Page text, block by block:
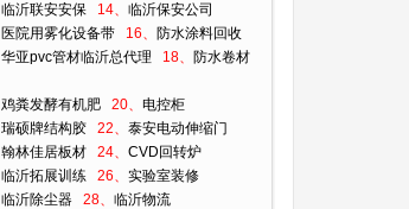
临沂联安安保 14、 临沂保安公司
医院用雾化设备带 16、 防水涂料回收
华亚pvc管材临沂总代理 18、 防水卷材
鸡粪发酵有机肥 20、 电控柜
瑞硕牌结构胶 22、 泰安电动伸缩门
翰林佳居板材 24、 CVD回转炉
临沂拓展训练 26、 实验室装修
临沂除尘器 28、 临沂物流